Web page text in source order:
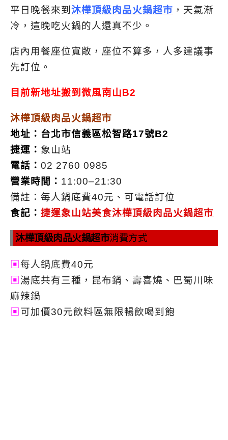
平日晚餐來到 沐樺頂級肉品火鍋超市 ，天氣漸
冷，這晚吃火鍋的人還真不少。
店內用餐座位寬敞，座位不算多，人多建議事
先訂位。
目前新地址搬到微風南山B2
沐樺頂級肉品火鍋超市
地址：台北市信義區松智路17號B2
捷運： 象山站
電話： 02 2760 0985
營業時間： 11:00–21:30
備註：每人鍋底費40元、可電話訂位
食記： 捷運象山站美食沐樺頂級肉品火鍋超市
沐樺頂級肉品火鍋超市消費方式
▣ 每人鍋底費40元
▣ 湯底共有三種，昆布鍋、壽喜燒、巴蜀川味
麻辣鍋
▣ 可加價30元飲料區無限暢飲喝到飽